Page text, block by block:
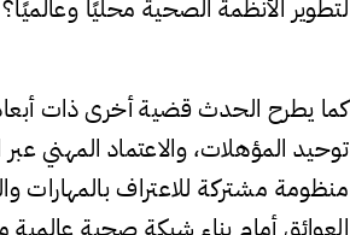
لتطوير الأنظمة الصحية محليًا وعالميًا؟
كما يطرح الحدث قضية أخرى ذات
توحيد المؤهلات، والاعتماد المهني
منظومة مشتركة للاعتراف بالمهارات
العوائق أمام بناء شبكة صحية عالمية